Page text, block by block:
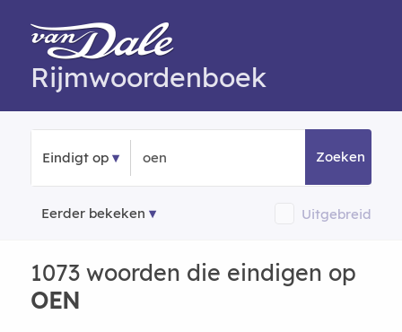
Rijmwoordenboek
Eindigt op Zoeken
Eerder bekeken Uitgebreid
1073 woorden die eindigen op
OEN